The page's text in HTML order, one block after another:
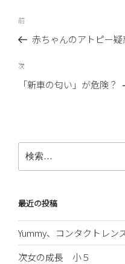
投
ナ
ビ
ゲ
ン
前
の
稿
前
赤ちゃんのアトピー疑
次
の
次
「新車の匂い」が危険？
索:
最近の投稿
Yummy、コンタクトレン
次女の成長 小５